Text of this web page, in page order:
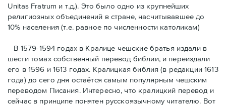
Unitas Fratrum и т.д.). Это было одно из крупнейших
религиозных объединений в стране, насчитывавшее до
10% населения (т.е. равнoe по численности католикам)
В 1579-1594 годах в Кралице чешские братья издали в
шести томах собственный перевод библии, и переиздали
егo в 1596 и 1613 годах. Кралицкая библия (в редакции 1613
года) до сего дня остаётся самым популярным чешским
переводом Писания. Интересно, что кралицкий перевод и
сейчас в принципе понятен русскоязычному читателю. Вот